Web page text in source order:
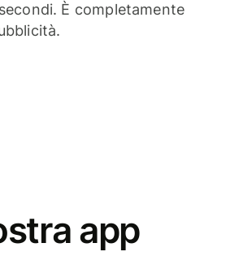
È completamente
app